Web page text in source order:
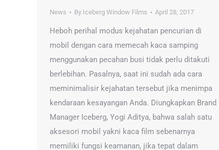
News By Iceberg Window Films April 28, 2017
Heboh perihal modus kejahatan pencurian di
mobil dengan cara memecah kaca samping
menggunakan pecahan busi tidak perlu ditakuti
berlebihan. Pasalnya, saat ini sudah ada cara
meminimalisir kejahatan tersebut jika menimpa
kendaraan kesayangan Anda. Diungkapkan Brand
Manager Iceberg, Yogi Aditya, bahwa salah satu
aksesori mobil yakni kaca film sebenarnya
memiliki fungsi keamanan, jika tepat dalam